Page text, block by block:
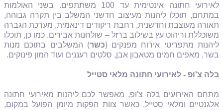
לאירועי חתונה אינטימית עד 100 משתתפים. בשני האולמות
במתחם, תוכלו ליהנות מעיצוב חדשני המשלב בין תקרה גבוהה,
תאורה מעוצבת וחדשנית, רחבת ריקודים דינאמית, מערכת הגברה
משוכללת וריהוט עץ בשילוב ברזל – שולחנות אבירים. כמו כן, תוכלו
ליהנות מתפריטי אירוח מפנקים (כשר) המשלבים בתוכם מנות
בשר, מאפים חמים מטאבון אבן, סלטים רעננים ועוד המון פינוקים.
בלה צ'ופ - לאירועי חתונה מלאי סטייל
מתחם האירועים בלה צ'ופ, מאפשר לכם ליהנות מאירועי חתונה
אלגנטיים ומלאי סטייל, כאשר צוות הפקות מיומן הפועל במקום,